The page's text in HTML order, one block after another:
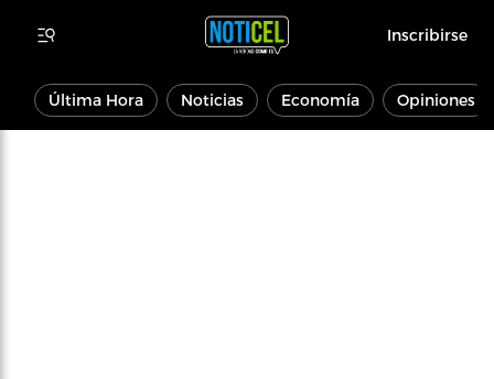
Inscribirse
Última Hora Noticias Economía Opiniones